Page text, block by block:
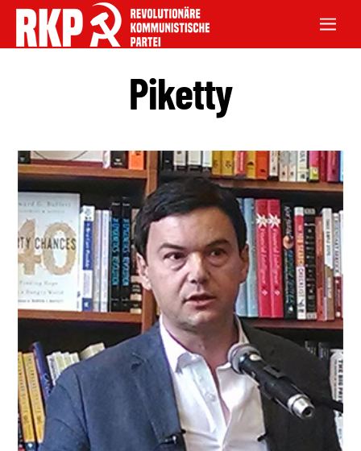
Piketty